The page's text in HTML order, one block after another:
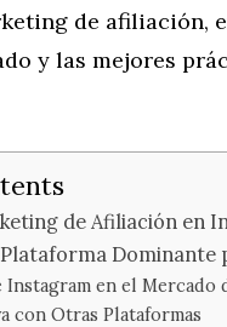
de afiliación,
y las mejores
de Afiliación en
Dominante
Instagram en el Mercado
con Otras Plataformas